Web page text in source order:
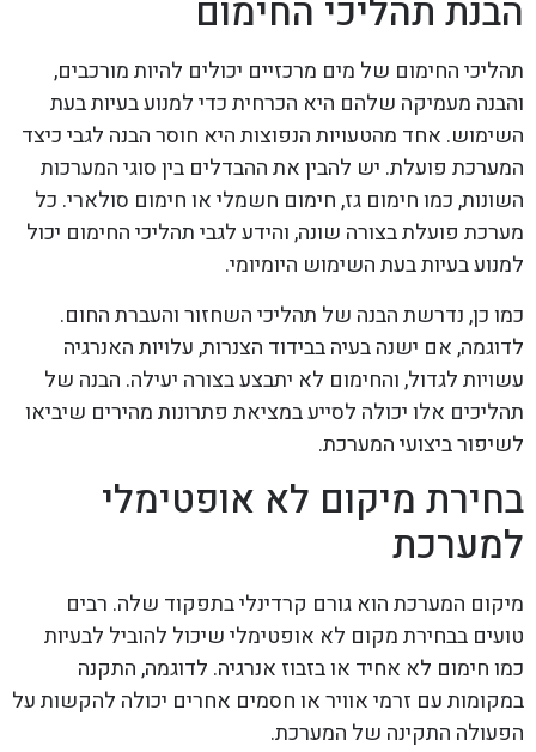
הבנת תהליכי החימום
תהליכי החימום של מים מרכזיים יכולים להיות מורכבים,
והבנה מעמיקה שלהם היא הכרחית כדי למנוע בעיות בעת
השימוש. אחד מהטעויות הנפוצות היא חוסר הבנה לגבי כיצד
המערכת פועלת. יש להבין את ההבדלים בין סוגי המערכות
השונות, כמו חימום גז, חימום חשמלי או חימום סולארי. כל
מערכת פועלת בצורה שונה, והידע לגבי תהליכי החימום יכול
למנוע בעיות בעת השימוש היומיומי.
כמו כן, נדרשת הבנה של תהליכי השחזור והעברת החום.
לדוגמה, אם ישנה בעיה בבידוד הצנרות, עלויות האנרגיה
עשויות לגדול, והחימום לא יתבצע בצורה יעילה. הבנה של
תהליכים אלו יכולה לסייע במציאת פתרונות מהירים שיביאו
לשיפור ביצועי המערכת.
בחירת מיקום לא אופטימלי
למערכת
מיקום המערכת הוא גורם קרדינלי בתפקוד שלה. רבים
טועים בבחירת מקום לא אופטימלי שיכול להוביל לבעיות
כמו חימום לא אחיד או בזבוז אנרגיה. לדוגמה, התקנה
במקומות עם זרמי אוויר או חסמים אחרים יכולה להקשות על
הפעולה התקינה של המערכת.